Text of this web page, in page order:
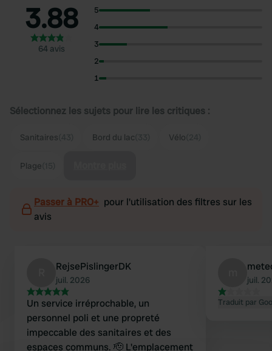
3.88
64 avis
5
4
3
2
1
Sélectionnez les sujets pour lire les critiques :
Sanitaires Bord du lac Vélo
Plage
Passer à PRO+ pour l'utilisation des filtres sur les
avis
RejsePislingerDK
juil. 2026
Un service irréprochable, un
personnel poli et une propreté
impeccable des sanitaires et des
espaces communs. 🫡 L'emplacement
juil.
Traduit par